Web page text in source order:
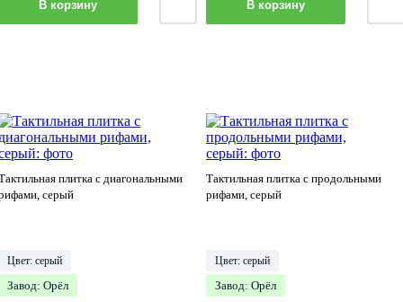
В корзину В корзину
плитка с диагональными
серый
Цвет: серый
Завод: Орёл
Тактильная плитка с продольными
рифами, серый
Цвет: серый
Завод: Орёл